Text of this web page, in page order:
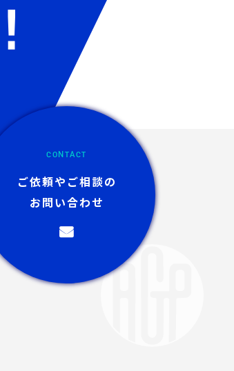
CONTACT
ご依頼やご相談の
お問い合わせ